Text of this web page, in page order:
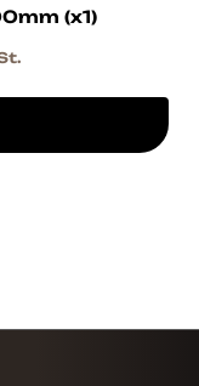
(x1)